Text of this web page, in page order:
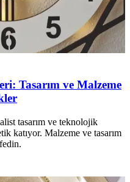
Tasarım ve Malzeme
tasarım ve teknolojik
katıyor. Malzeme ve tasarım